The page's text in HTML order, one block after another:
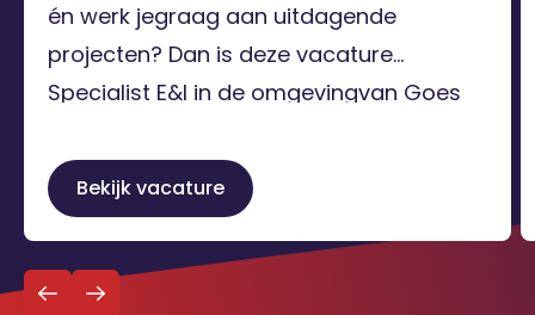
én werk jegraag aan uitdagende
projecten? Dan is deze vacature
Specialist E&I in de omgevingvan Goes
een belangrijke rol in de opleveringvan
nieuwe installaties, stops en renovaties
bij diverse klanten in de regio. Als […]
Bekijk vacature